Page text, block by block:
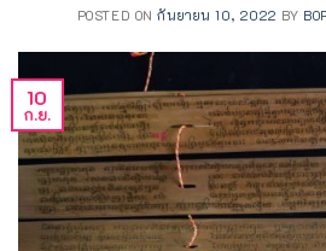
POSTED ONกันยายน 10, 2022 BY
10
ก.ย.